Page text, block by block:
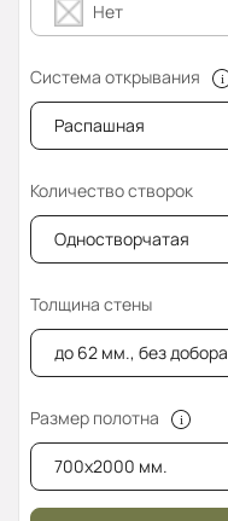
Нет
Система открывания
Распашная
Количество створок
Одностворчатая
Толщина стены
до 62 мм., без добора
Размер полотна
700x2000 мм.